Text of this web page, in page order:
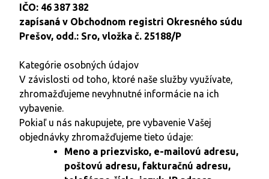
IČO: 46 387 382
zapísaná v Obchodnom registri Okresného súdu
Prešov, odd.: Sro, vložka č. 25188/P
Kategórie osobných údajov
V závislosti od toho, ktoré naše služby využívate,
zhromažďujeme nevyhnutné informácie na ich
vybavenie.
Pokiaľ u nás nakupujete, pre vybavenie Vašej
objednávky zhromažďujeme tieto údaje:
Meno a priezvisko, e-mailovú adresu,
poštovú adresu, fakturačnú adresu,